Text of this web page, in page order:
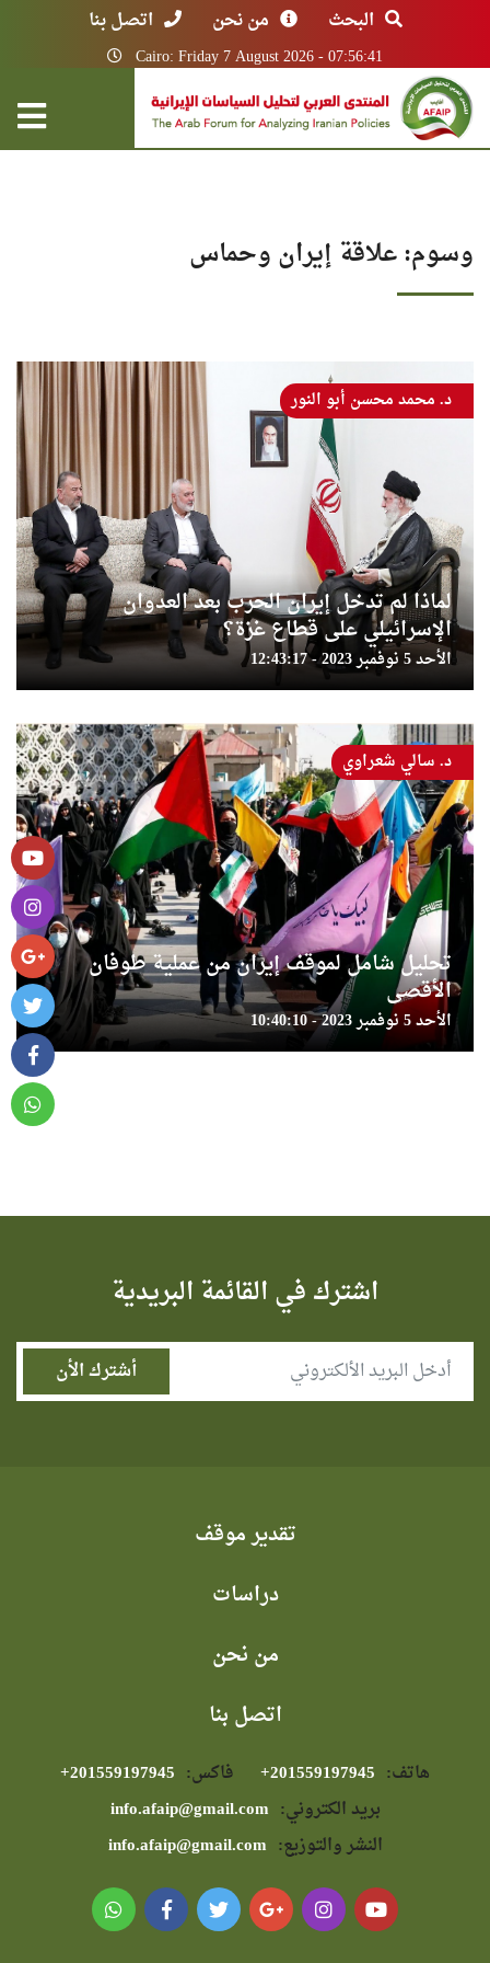
البحث من نحن اتصل بنا
Cairo: Friday 7 August 2026 - 07:56:41
وسوم: علاقة إيران وحماس
لماذا لم تدخل إيران الحرب بعد العدوان
الإسرائيلي على قطاع غزة؟
الأحد 5 نوفمبر 2023 - 12:43:17
د. محمد محسن أبو النور
تحليل شامل لموقف إيران من عملية طوفان
الأقصى
الأحد 5 نوفمبر 2023 - 10:40:10
د. سالي شعراوي
اشترك في القائمة البريدية
تقدير موقف
دراسات
من نحن
اتصل بنا
هاتف: فاكس:
بريد الكتروني: info.afaip@gmail.com
النشر والتوزيع: info.afaip@gmail.com